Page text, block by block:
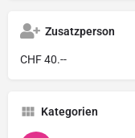
Zusatzperson
CHF 40.--
Kategorien